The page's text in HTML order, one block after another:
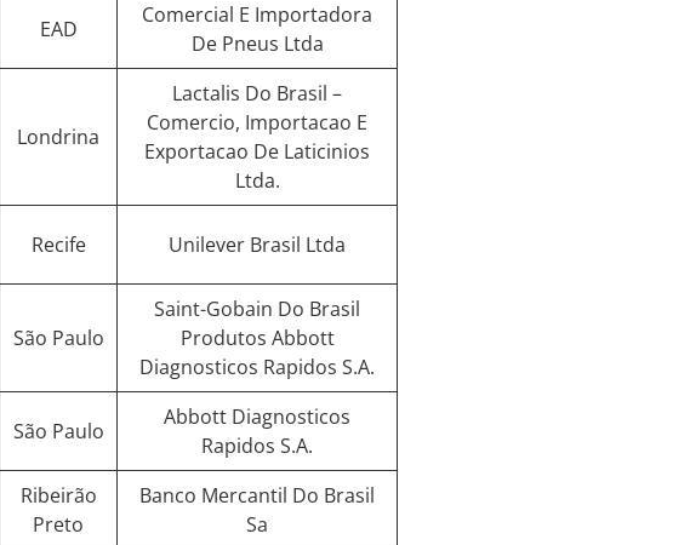
EAD
Comercial E Importadora
De Pneus Ltda
Londrina
Lactalis Do Brasil –
Comercio, Importacao E
Exportacao De Laticinios
Ltda.
Recife Unilever Brasil Ltda
São Paulo
Saint-Gobain Do Brasil
Produtos Abbott
Diagnosticos Rapidos S.A.
São Paulo
Abbott Diagnosticos
Rapidos S.A.
Ribeirão
Preto
Banco Mercantil Do Brasil
Sa